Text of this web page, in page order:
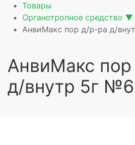
Товары
Органотропное средство ▼
АнвиМакс пор д/р-ра д/
АнвиМакс
д/внутр 5г